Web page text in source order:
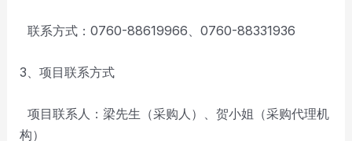
联系方式：0760-88619966、0760-88331936
3、项目联系方式
项目联系人：梁先生（采购人）、贺小姐（采购代理机
构）